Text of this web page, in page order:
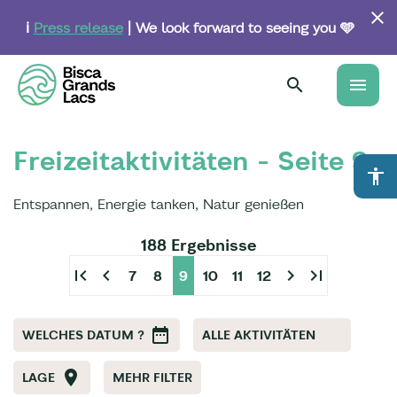
content
ℹ️ Press release| We look forward to seeing you 🩵
menu
accessibility
Freizeitaktivitäten - Seite 9
Entspannen, Energie tanken, Natur genießen
188 Ergebnisse
first_page chevron_left 7 8 9 10 11 12 chevron_right last_page
WELCHES DATUM ? ALLE AKTIVITÄTEN
LAGE MEHR FILTER